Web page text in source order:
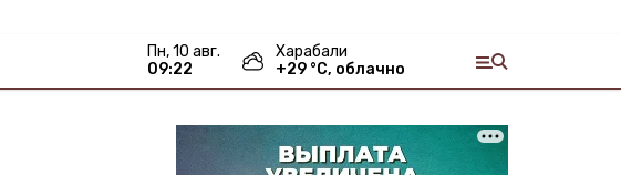
пн, 10 авг.
09:22
Харабали
+29 °С, облачно